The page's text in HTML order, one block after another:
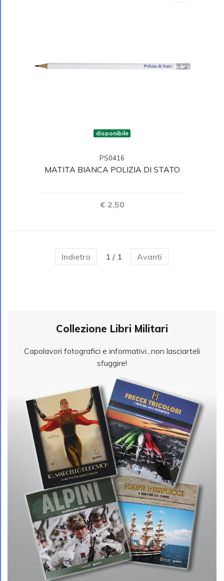
disponibile
PS0416
MATITA BIANCA POLIZIA DI STATO
€ 2,50
Indietro 1 / 1 Avanti
Collezione Libri Militari
Capolavori fotografici e informativi...non lasciarteli
sfuggire!